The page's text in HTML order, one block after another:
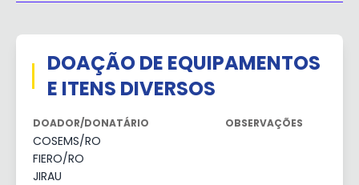
DOAÇÃO DE EQUIPAMENTOS
E ITENS DIVERSOS
DOADOR/DONATÁRIO OBSERVAÇÕES
COSEMS/RO
FIERO/RO
JIRAU